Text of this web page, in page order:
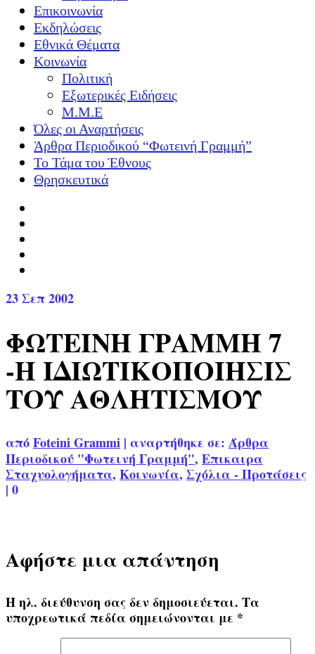
Επικοινωνία
Εκδηλώσεις
Εθνικά Θέματα
Κοινωνία
Πολιτική
Εξωτερικές Ειδήσεις
Μ.Μ.Ε
Όλες οι Αναρτήσεις
Άρθρα Περιοδικού “Φωτεινή Γραμμή”
Το Τάμα του Έθνους
Θρησκευτικά
23Σεπ 2002
ΦΩΤΕΙΝΗ ΓΡΑΜΜΗ 7
-Η ΙΔΙΩΤΙΚΟΠΟΙΗΣΙΣ
ΤΟΥ ΑΘΛΗΤΙΣΜΟΥ
απόFoteini Grammi | αναρτήθηκε σε: Άρθρα
Περιοδικού "Φωτεινή Γραμμή", Επικαιρα
Σταχυολογήματα, Κοινωνία, Σχόλια - Προτάσεις
| 0
Αφήστε μια απάντηση
Η ηλ. διεύθυνση σας δεν δημοσιεύεται. Τα
υποχρεωτικά πεδία σημειώνονται με *